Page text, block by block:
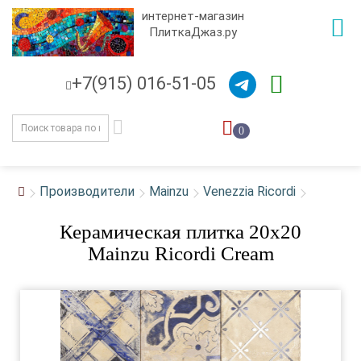
интернет-магазин
ПлиткаДжаз.ру
+7(915) 016-51-05
0
Производители Mainzu Venezzia Ricordi
Керамическая плитка 20x20
Mainzu Ricordi Cream